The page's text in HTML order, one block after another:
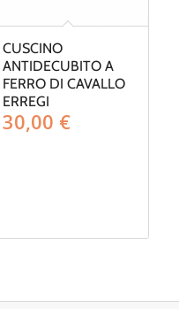
CUSCINO
ANTIDECUBITO A
FERRO DI CAVALLO
ERREGI
30,00 €